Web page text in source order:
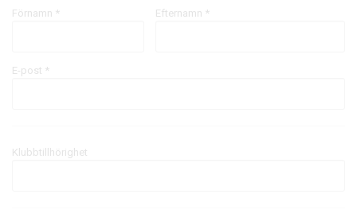
Förnamn * Efternamn *
E-post *
Klubbtillhörighet